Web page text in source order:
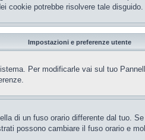
cookie potrebbe risolvere tale disguido.
Impostazioni e preferenze utente
Per modificarle vai sul tuo
di un fuso orario differente dal
possono cambiare il fuso orario e